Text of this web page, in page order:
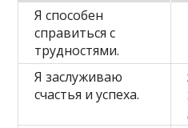
Я способен
справиться с
трудностями.
Я заслуживаю
счастья и успеха.